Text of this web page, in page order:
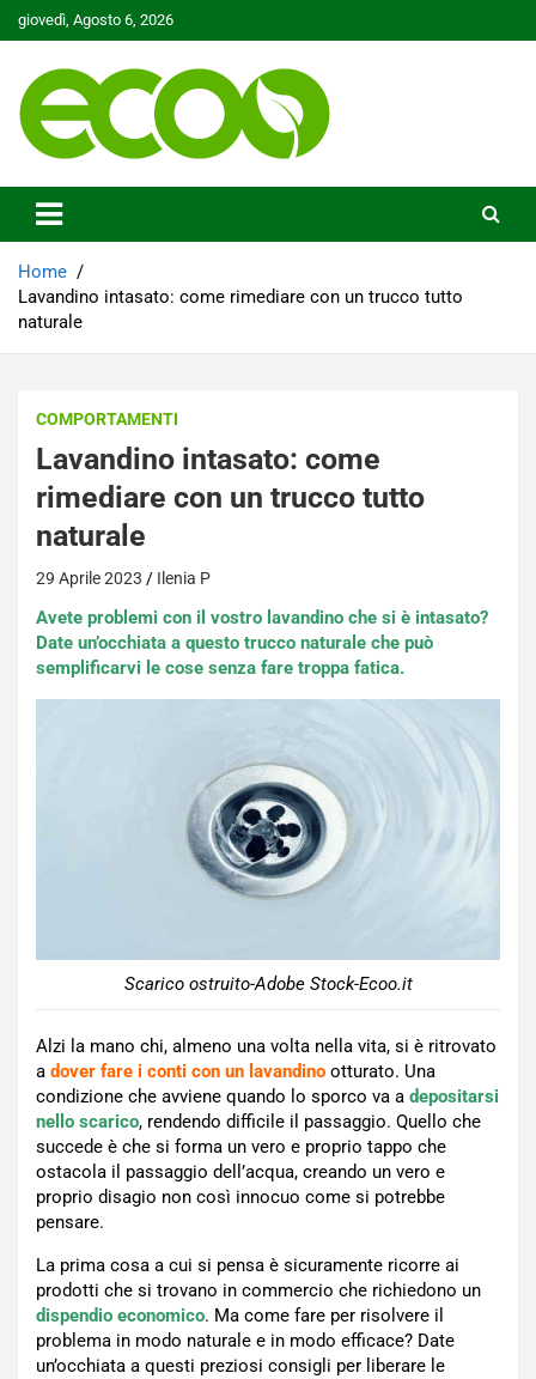
Skip
to
giovedì, Agosto 6, 2026
Ecoo.it
Home
Lavandino intasato: come rimediare con un trucco tutto
naturale
COMPORTAMENTI
Lavandino intasato: come
rimediare con un trucco tutto
naturale
29 Aprile 2023 Ilenia P
Avete problemi con il vostro lavandino che si è intasato?
Date un’occhiata a questo trucco naturale che può
semplificarvi le cose senza fare troppa fatica.
Scarico ostruito-Adobe Stock-Ecoo.it
Alzi la mano chi, almeno una volta nella vita, si è ritrovato
a dover fare i conti con un lavandino otturato. Una
condizione che avviene quando lo sporco va a depositarsi
nello scarico, rendendo difficile il passaggio. Quello che
succede è che si forma un vero e proprio tappo che
ostacola il passaggio dell’acqua, creando un vero e
proprio disagio non così innocuo come si potrebbe
pensare.
La prima cosa a cui si pensa è sicuramente ricorre ai
prodotti che si trovano in commercio che richiedono un
dispendio economico. Ma come fare per risolvere il
problema in modo naturale e in modo efficace? Date
un’occhiata a questi preziosi consigli per liberare le